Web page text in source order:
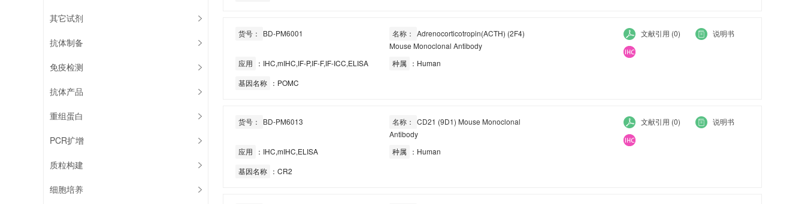
其它试剂
抗体制备
免疫检测
抗体产品
重组蛋白
PCR扩增
质粒构建
细胞培养
货号： BD-PM6001 名称：
Adrenocorticotropin(ACTH) (2F4)
Mouse Monoclonal Antibody
应用
：IHC,mIHC,IF-P,IF-F,IF-ICC,ELISA 种属 ：Human
基因名称 ：POMC
文献引用 (0) 说明书
货号： BD-PM6013 名称：
CD21 (9D1) Mouse Monoclonal
Antibody
应用
：IHC,mIHC,ELISA 种属 ：Human
基因名称 ：CR2
文献引用 (0) 说明书